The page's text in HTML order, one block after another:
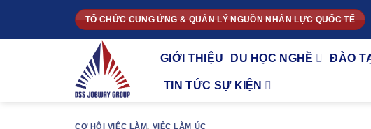
nội
TỔ CHỨC CUNG ỨNG & QUẢN LÝ NGUỒN NHÂN LỰC QUỐC TẾ
GIỚI THIỆU DU HỌC NGHỀ ĐÀO
TIN TỨC SỰ KIỆN
CƠ HỘI VIỆC LÀM, VIỆC LÀM ÚC